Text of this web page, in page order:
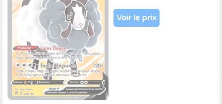
Voir le prix